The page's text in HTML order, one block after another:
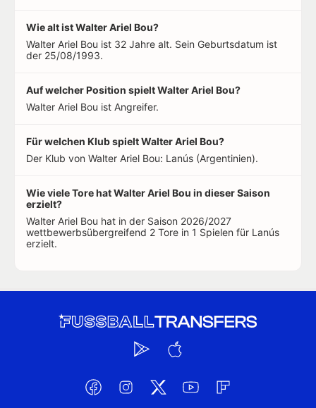
Wie alt ist Walter Ariel Bou?
Walter Ariel Bou ist 32 Jahre alt. Sein Geburtsdatum ist
der 25/08/1993.
Auf welcher Position spielt Walter Ariel Bou?
Walter Ariel Bou ist Angreifer.
Für welchen Klub spielt Walter Ariel Bou?
Der Klub von Walter Ariel Bou: Lanús (Argentinien).
Wie viele Tore hat Walter Ariel Bou in dieser Saison
erzielt?
Walter Ariel Bou hat in der Saison 2026/2027
wettbewerbsübergreifend 2 Tore in 1 Spielen für Lanús
erzielt.